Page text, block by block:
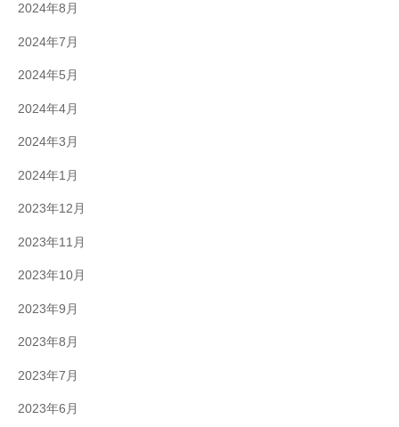
2024年8月
2024年7月
2024年5月
2024年4月
2024年3月
2024年1月
2023年12月
2023年11月
2023年10月
2023年9月
2023年8月
2023年7月
2023年6月